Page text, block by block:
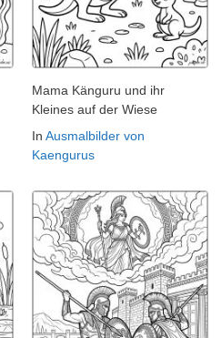
Mama Känguru und ihr
Kleines auf der Wiese
In Ausmalbilder von
Kaengurus